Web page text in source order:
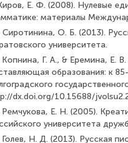
Е. Ф. (2008). Нулевые
материалы
Сиротинина, О. Б. (2013).
университета.
Копнина, Г. А., & Еремина, Е.
образования: к
dx.doi.org/10.15688/
Ремчукова, Е. Н. (2005).
университета
Голев, Н. Д. (2013). Русская